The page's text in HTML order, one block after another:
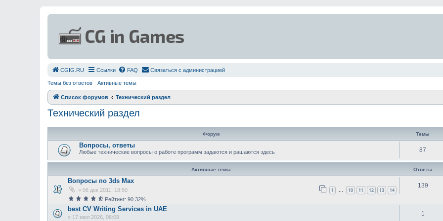
СGIG.RU Ссылки FAQ Связаться с администрацией
Темы без ответов Активные темы
Список форумов Технический раздел
Технический раздел
Форум Темы
Вопросы, ответы
Любыe технические вопросы о работе программ задаются и рашаются здесь 87
Активные темы Ответы
Вопросы по 3ds Max
» 06 дек 2011, 18:50 1 … 10 11 12 13 14
Рейтинг: 90.32%
139
best CV Writing Services in UAE
» 17 июл 2026, 06:09
1